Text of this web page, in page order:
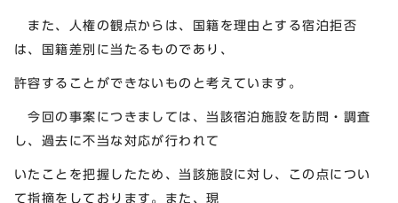
また、人権の観点からは、国籍を理由とする宿泊拒否
は、国籍差別に当たるものであり、
許容することができないものと考えています。
今回の事案につきましては、当該宿泊施設を訪問・調査
し、過去に不当な対応が行われて
いたことを把握したため、当該施設に対し、この点につい
て指摘をしております。また、現